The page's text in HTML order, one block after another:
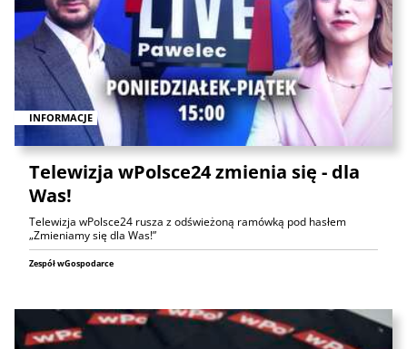
INFORMACJE
Telewizja wPolsce24 zmienia się - dla
Was!
Telewizja wPolsce24 rusza z odświeżoną ramówką pod hasłem
„Zmieniamy się dla Was!”
Zespół wGospodarce